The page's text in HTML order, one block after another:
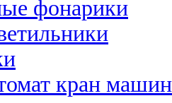
фонарики
кран